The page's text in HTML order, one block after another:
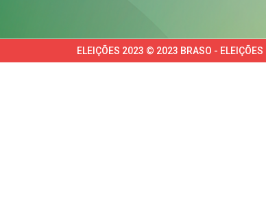
ELEIÇÕES 2023 © 2023 BRASO - ELEIÇÕES